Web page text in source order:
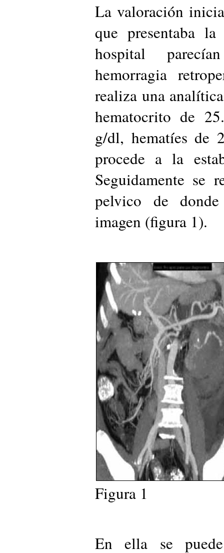
La valoración
que presentaba
hospital
hemorragia
realiza una
hematocrito de
g/dl, hematíes de
procede a la
Seguidamente se
pelvico de
imagen (figura 1).
Figura 1
En ella se